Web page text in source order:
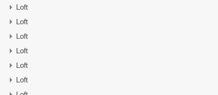
Loft
Loft
Loft
Loft
Loft
Loft